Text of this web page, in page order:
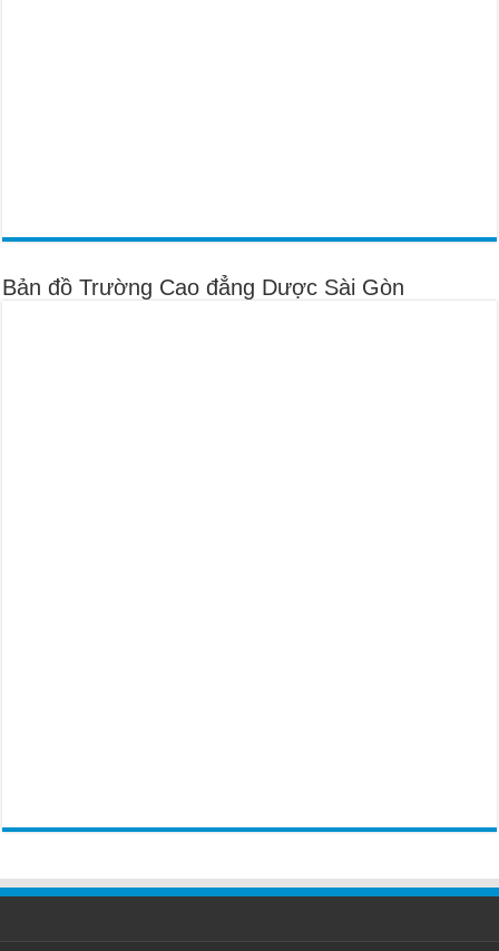
Bản đồ Trường Cao đẳng Dược Sài Gòn